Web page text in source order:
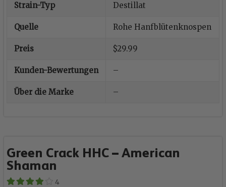
Strain-Typ Destillat
Quelle Rohe Hanfblütenknospen
Preis $29.99
Kunden-Bewertungen –
Über die Marke –
Green Crack HHC – American
Shaman
4